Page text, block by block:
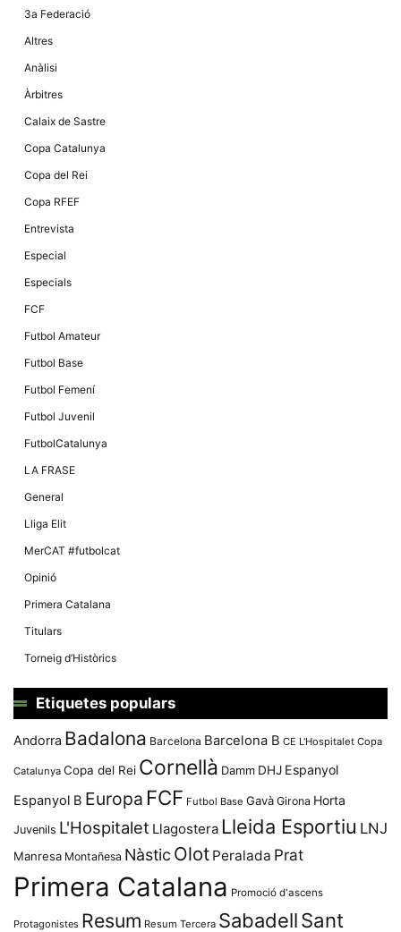
3a Federació
Altres
Anàlisi
Àrbitres
Calaix de Sastre
Copa Catalunya
Copa del Rei
Copa RFEF
Entrevista
Especial
Especials
FCF
Futbol Amateur
Futbol Base
Futbol Femení
Futbol Juvenil
FutbolCatalunya
LA FRASE
General
Lliga Elit
MerCAT #futbolcat
Opinió
Primera Catalana
Titulars
Torneig d’Històrics
Etiquetes populars
Andorra Badalona Barcelona Barcelona B CE L'Hospitalet Copa
Catalunya Copa del Rei Cornellà Damm DHJ Espanyol
Espanyol B Europa FCF Futbol Base Gavà Girona Horta
Juvenils L'Hospitalet Llagostera Lleida Esportiu LNJ
Manresa Montañesa Nàstic Olot Peralada Prat
Primera Catalana Promoció d'ascens
Protagonistes Resum Resum Tercera SabadellSant